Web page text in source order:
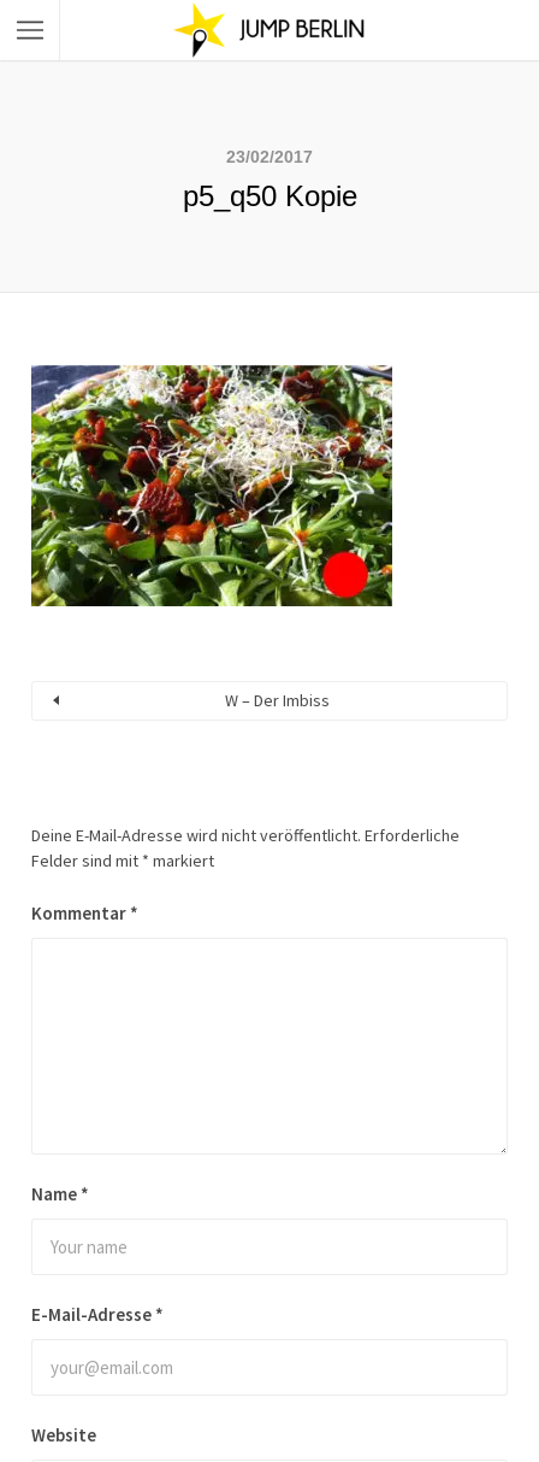
23/02/2017
p5_q50 Kopie
W – Der Imbiss
Deine E-Mail-Adresse wird nicht veröffentlicht. Erforderliche
Felder sind mit * markiert
Kommentar *
Name *
E-Mail-Adresse *
Website